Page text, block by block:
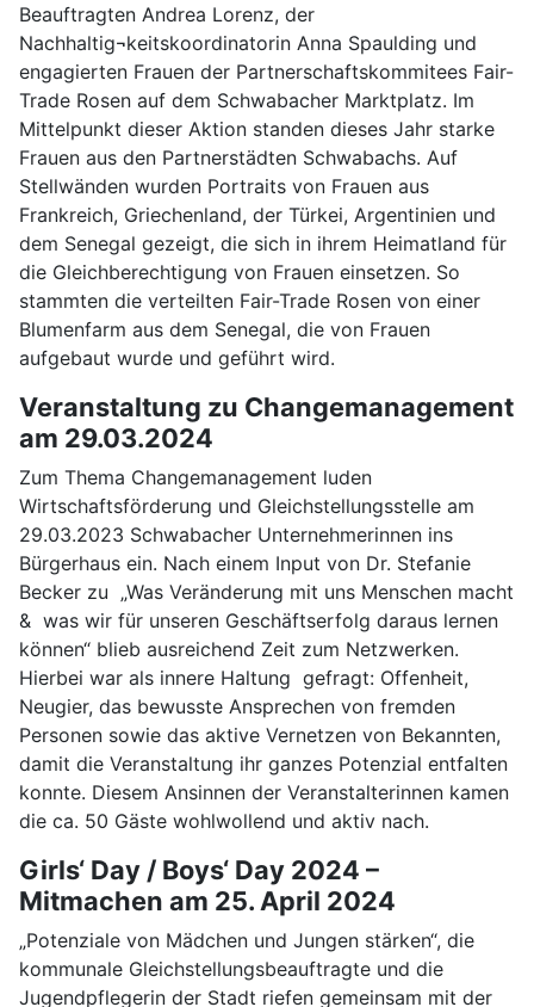
Beauftragten Andrea Lorenz, der
Nachhaltig¬keitskoordinatorin Anna Spaulding und
engagierten Frauen der Partnerschaftskommitees Fair-
Trade Rosen auf dem Schwabacher Marktplatz. Im
Mittelpunkt dieser Aktion standen dieses Jahr starke
Frauen aus den Partnerstädten Schwabachs. Auf
Stellwänden wurden Portraits von Frauen aus
Frankreich, Griechenland, der Türkei, Argentinien und
dem Senegal gezeigt, die sich in ihrem Heimatland für
die Gleichberechtigung von Frauen einsetzen. So
stammten die verteilten Fair-Trade Rosen von einer
Blumenfarm aus dem Senegal, die von Frauen
aufgebaut wurde und geführt wird.
Veranstaltung zu Changemanagement
am 29.03.2024
Zum Thema Changemanagement luden
Wirtschaftsförderung und Gleichstellungsstelle am
29.03.2023 Schwabacher Unternehmerinnen ins
Bürgerhaus ein. Nach einem Input von Dr. Stefanie
Becker zu „Was Veränderung mit uns Menschen macht
& was wir für unseren Geschäftserfolg daraus lernen
können“ blieb ausreichend Zeit zum Netzwerken.
Hierbei war als innere Haltung gefragt: Offenheit,
Neugier, das bewusste Ansprechen von fremden
Personen sowie das aktive Vernetzen von Bekannten,
damit die Veranstaltung ihr ganzes Potenzial entfalten
konnte. Diesem Ansinnen der Veranstalterinnen kamen
die ca. 50 Gäste wohlwollend und aktiv nach.
Girls‘ Day / Boys‘ Day 2024 –
Mitmachen am 25. April 2024
„Potenziale von Mädchen und Jungen stärken“, die
kommunale Gleichstellungsbeauftragte und die
Jugendpflegerin der Stadt riefen gemeinsam mit der